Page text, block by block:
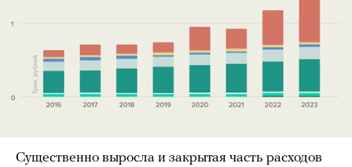
Существенно выросла и закрытая часть расходов